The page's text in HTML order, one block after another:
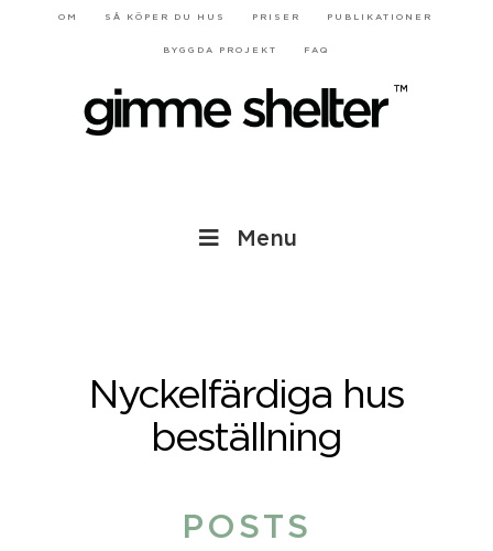
OM SÅ KÖPER DU HUS PRISER PUBLIKATIONER
BYGGDA PROJEKT FAQ
Menu
Nyckelfärdiga hus
beställning
POSTS